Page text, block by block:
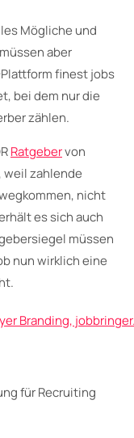
Mögliche und
aber
finest jobs
bei dem nur die
zählen.
Ratgebervon
weil zahlende
nicht
es sich auch
müssen
nun wirklich eine
für Recruiting